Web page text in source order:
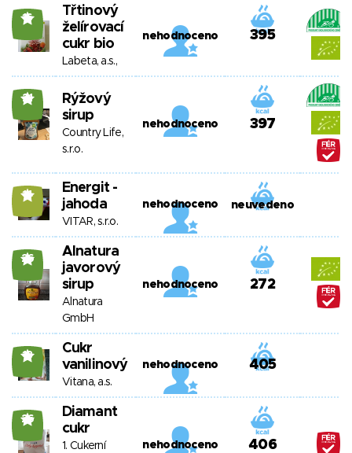
16
Třtinový
želírovací
cukr bio
Labeta, a.s.,
nehodnoceno 395
21
Rýžový
sirup
Country Life,
s.r.o.
nehodnoceno 397
14
Energit -
jahoda
VITAR, s.r.o.
nehodnoceno neuvedeno
26
Alnatura
javorový
sirup
Alnatura
GmbH
nehodnoceno 272
18
Cukr
vanilinový
Vitana, a.s.
nehodnoceno 405
26
Diamant
cukr
1. Cukerní
nehodnoceno 406